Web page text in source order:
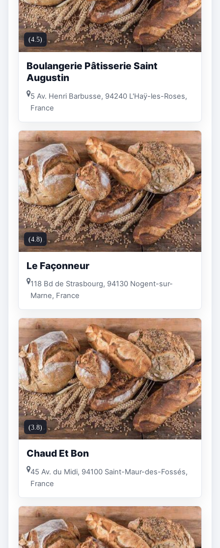
(4.5)
Boulangerie Pâtisserie Saint
Augustin
5 Av. Henri Barbusse, 94240 L'Haÿ-les-Roses,
France
(4.8)
Le Façonneur
118 Bd de Strasbourg, 94130 Nogent-sur-
Marne, France
(3.8)
Chaud Et Bon
45 Av. du Midi, 94100 Saint-Maur-des-Fossés,
France